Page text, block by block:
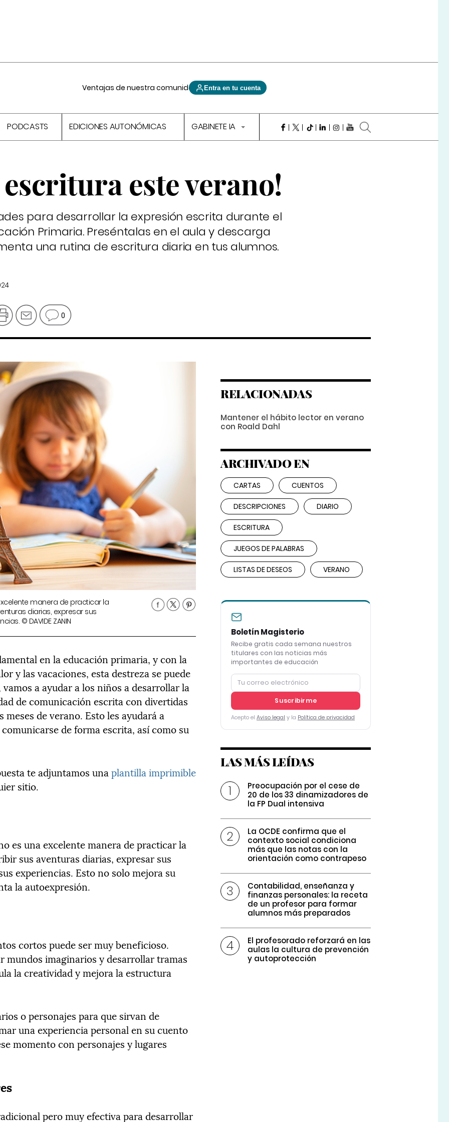
Ventajas de nuestra comunidad Entra en tu cuenta
PODCASTS EDICIONES AUTONÓMICAS GABINETE IA
este verano!
para desarrollar la expresión escrita durante el
Primaria. Preséntalas en el aula y descarga
una rutina de escritura diaria en tus alumnos.
0
manera de practicar la
diarias, expresar sus
© DAVIDE ZANIN
en la educación primaria, y con la
y las vacaciones, esta destreza se puede
a ayudar a los niños a desarrollar la
de comunicación escrita con divertidas
de verano. Esto les ayudará a
de forma escrita, así como su
te adjuntamos unaplantilla imprimible
sitio.
es una excelente manera de practicar la
sus aventuras diarias, expresar sus
experiencias. Esto no solo mejora su
la autoexpresión.
cortos puede ser muy beneficioso.
mundos imaginarios y desarrollar tramas
la creatividad y mejora la estructura
o personajes para que sirvan de
una experiencia personal en su cuento
momento con personajes y lugares
pero muy efectiva para desarrollar
RELACIONADAS
Mantener el hábito lector en verano
con Roald Dahl
ARCHIVADO EN
CARTAS CUENTOS
DESCRIPCIONES DIARIO
ESCRITURA
JUEGOS DE PALABRAS
LISTAS DE DESEOS VERANO
Boletín Magisterio
Recibe gratis cada semana nuestros
titulares con las noticias más
importantes de educación
Suscribirme
Acepto el Aviso legal y la Política de privacidad
LAS MÁS LEÍDAS
Preocupación por el cese de
20 de los 33 dinamizadores de
la FP Dual intensiva
La OCDE confirma que el
contexto social condiciona
más que las notas con la
orientación como contrapeso
Contabilidad, enseñanza y
finanzas personales: la receta
de un profesor para formar
alumnos más preparados
El profesorado reforzará en las
aulas la cultura de prevención
y autoprotección